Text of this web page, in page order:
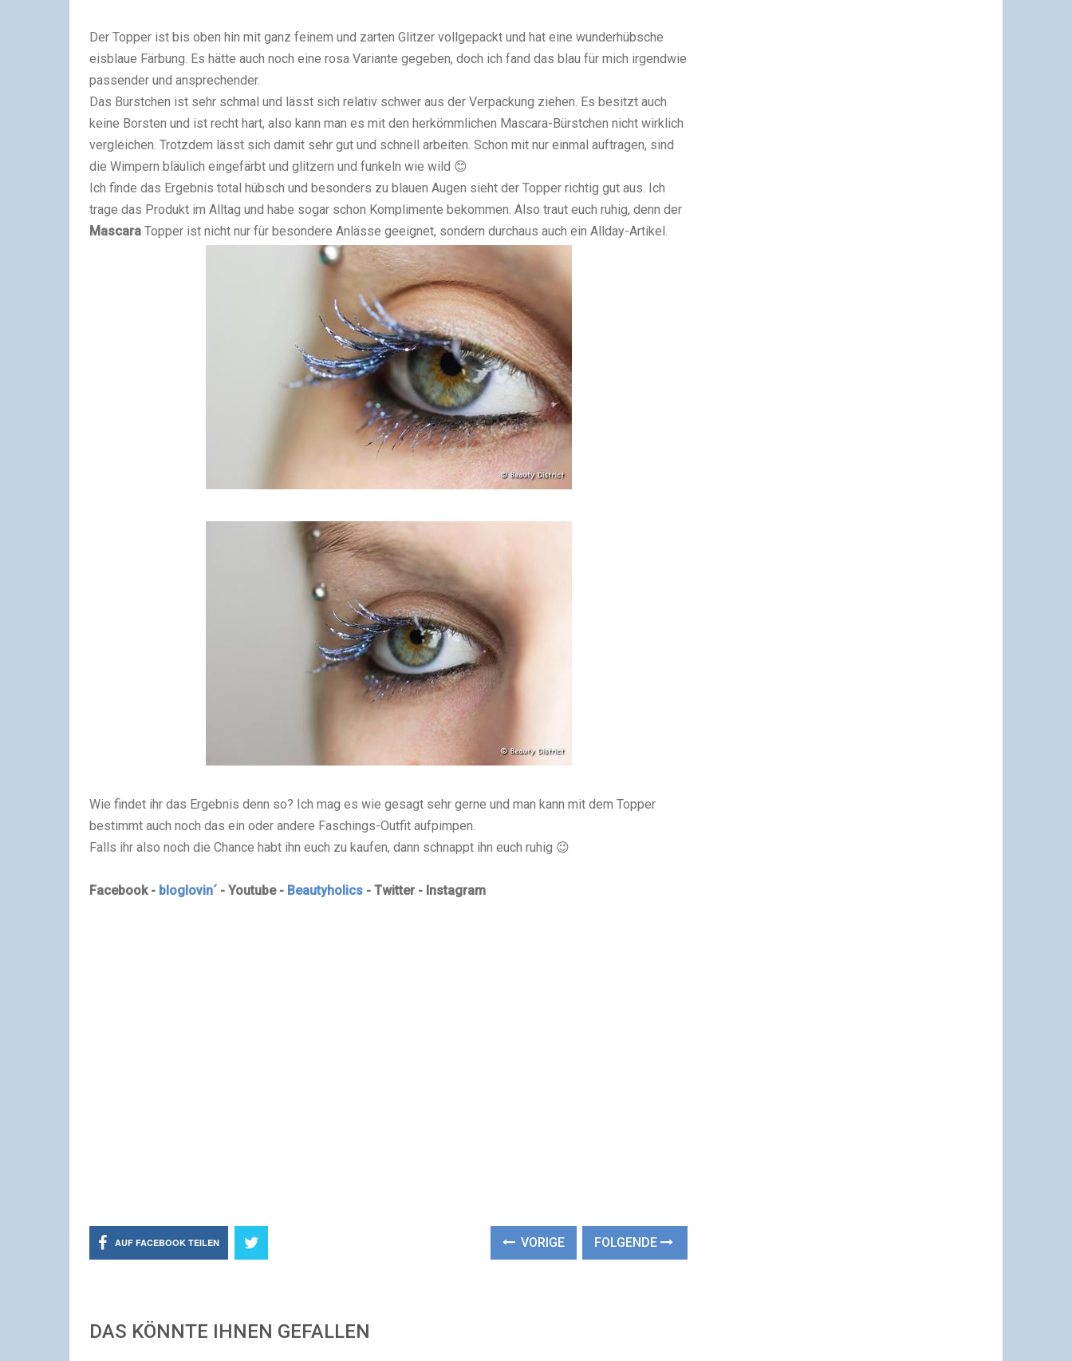
Der Topper ist bis oben hin mit ganz feinem und zarten Glitzer vollgepackt und hat eine wunderhübsche
eisblaue Färbung. Es hätte auch noch eine rosa Variante gegeben, doch ich fand das blau für mich irgendwie
passender und ansprechender.
Das Bürstchen ist sehr schmal und lässt sich relativ schwer aus der Verpackung ziehen. Es besitzt auch
keine Borsten und ist recht hart, also kann man es mit den herkömmlichen Mascara-Bürstchen nicht wirklich
vergleichen. Trotzdem lässt sich damit sehr gut und schnell arbeiten. Schon mit nur einmal auftragen, sind
die Wimpern bläulich eingefärbt und glitzern und funkeln wie wild 😊
Ich finde das Ergebnis total hübsch und besonders zu blauen Augen sieht der Topper richtig gut aus. Ich
trage das Produkt im Alltag und habe sogar schon Komplimente bekommen. Also traut euch ruhig, denn der
Mascara Topper ist nicht nur für besondere Anlässe geeignet, sondern durchaus auch ein Allday-Artikel.
Wie findet ihr das Ergebnis denn so? Ich mag es wie gesagt sehr gerne und man kann mit dem Topper
bestimmt auch noch das ein oder andere Faschings-Outfit aufpimpen.
Falls ihr also noch die Chance habt ihn euch zu kaufen, dann schnappt ihn euch ruhig 😉
Facebook - bloglovin´ - Youtube - Beautyholics - Twitter - Instagram
AUF FACEBOOK TEILEN VORIGE FOLGENDE
DAS KÖNNTE IHNEN GEFALLEN